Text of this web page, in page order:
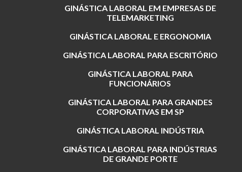
GINÁSTICA LABORAL EM EMPRESAS DE
TELEMARKETING
GINÁSTICA LABORAL E ERGONOMIA
GINÁSTICA LABORAL PARA ESCRITÓRIO
GINÁSTICA LABORAL PARA
FUNCIONÁRIOS
GINÁSTICA LABORAL PARA GRANDES
CORPORATIVAS EM SP
GINÁSTICA LABORAL INDÚSTRIA
GINÁSTICA LABORAL PARA INDÚSTRIAS
DE GRANDE PORTE